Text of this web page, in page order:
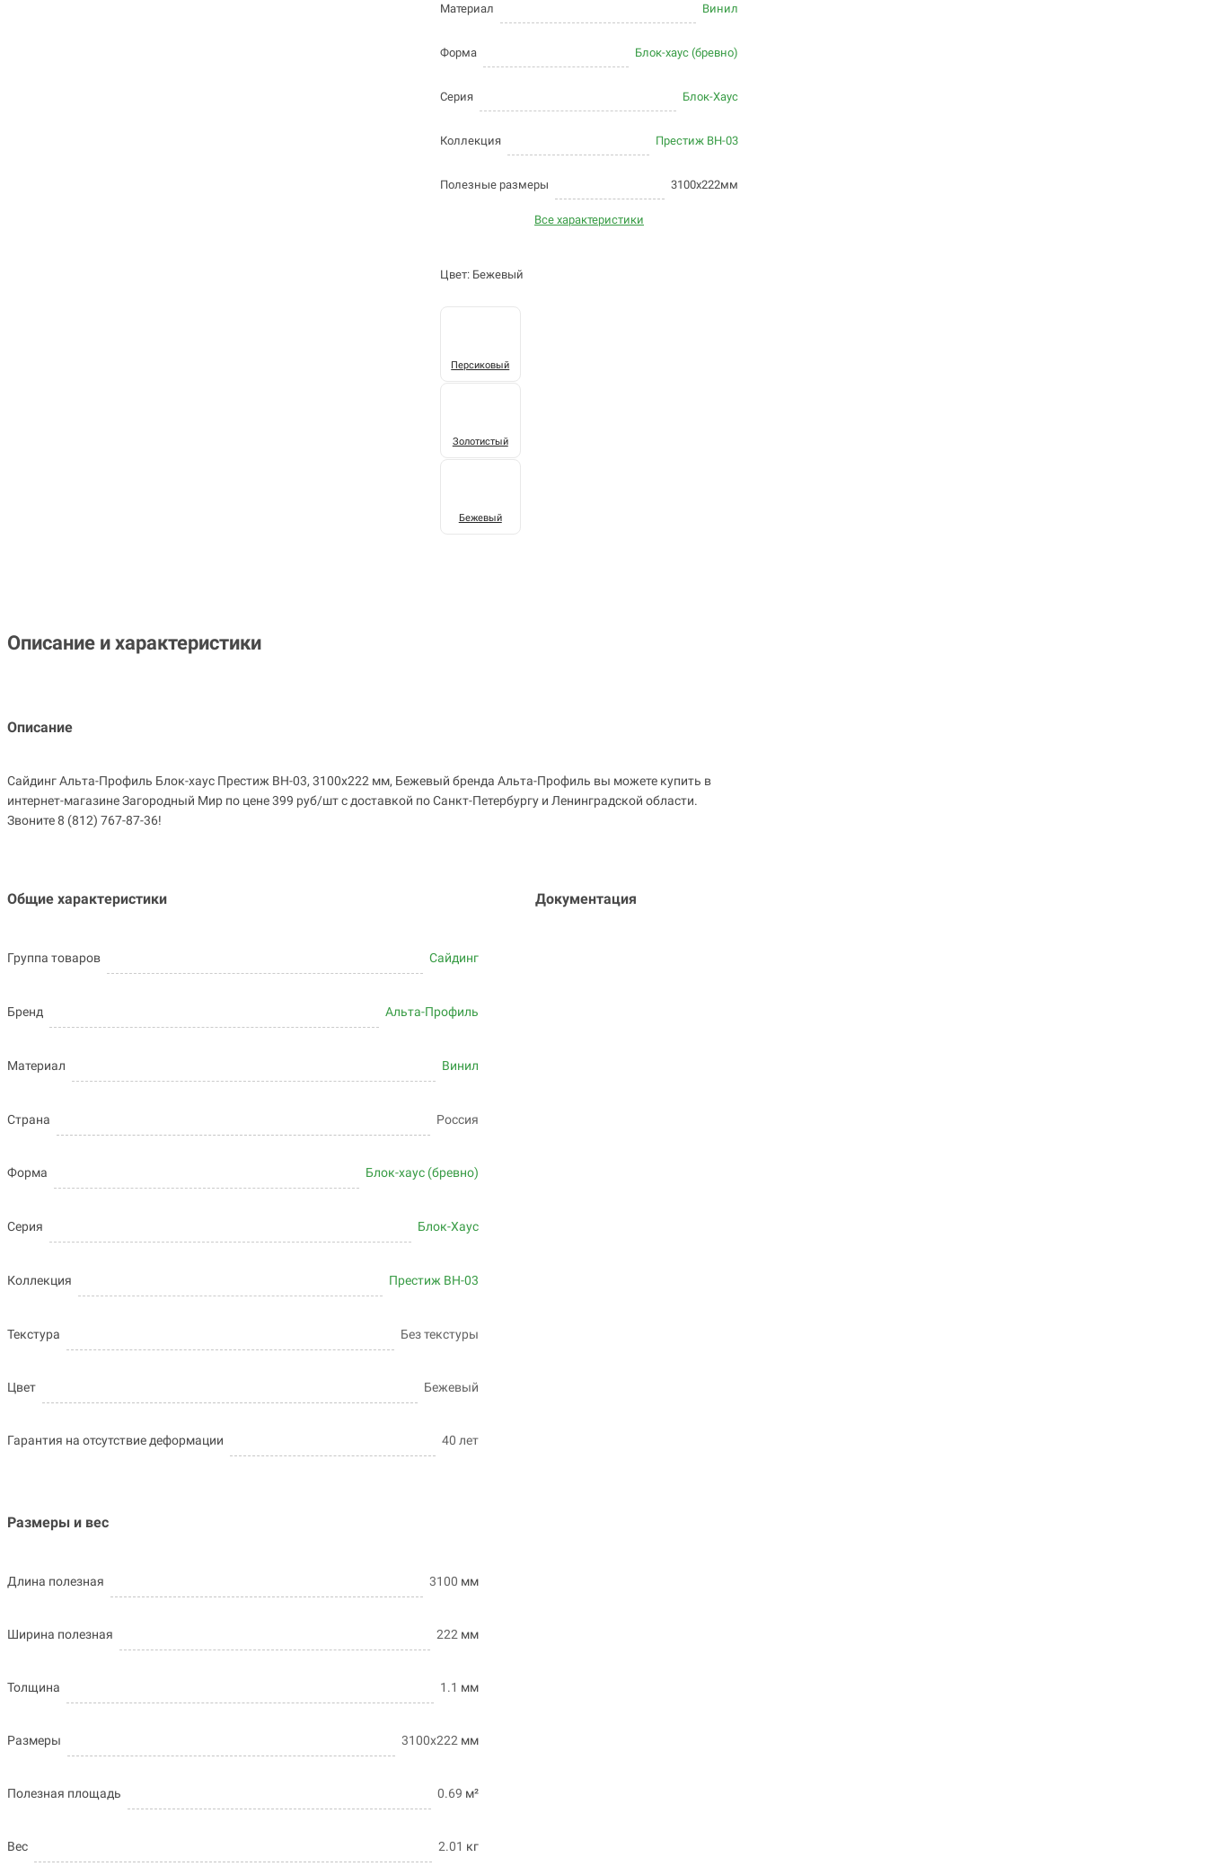
Материал Винил
Форма Блок-хаус (бревно)
Серия Блок-Хаус
Коллекция Престиж BH-03
Полезные размеры 3100х222мм
Все характеристики
Цвет: Бежевый
Персиковый
Золотистый
Бежевый
Описание и характеристики
Описание
Сайдинг Альта-Профиль Блок-хаус Престиж BH-03, 3100х222 мм, Бежевый бренда Альта-Профиль вы можете купить в
интернет-магазине Загородный Мир по цене 399 руб/шт с доставкой по Санкт-Петербургу и Ленинградской области.
Звоните 8 (812) 767-87-36!
Общие характеристики
Группа товаров Сайдинг
Бренд Альта-Профиль
Материал Винил
Страна Россия
Форма Блок-хаус (бревно)
Серия Блок-Хаус
Коллекция Престиж BH-03
Текстура Без текстуры
Цвет Бежевый
Гарантия на отсутствие деформации 40 лет
Размеры и вес
Длина полезная 3100 мм
Ширина полезная 222 мм
Толщина 1.1 мм
Размеры 3100х222 мм
Полезная площадь 0.69 м²
Вес 2.01 кг
Документация